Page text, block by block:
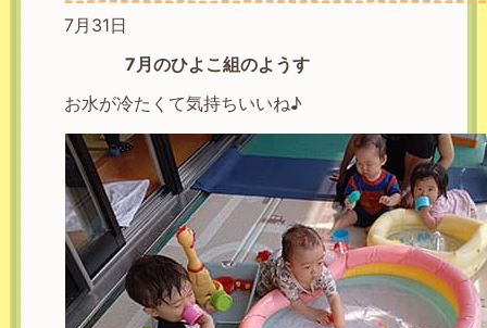
7月31日
7月のひよこ組のようす
お水が冷たくて気持ちいいね♪